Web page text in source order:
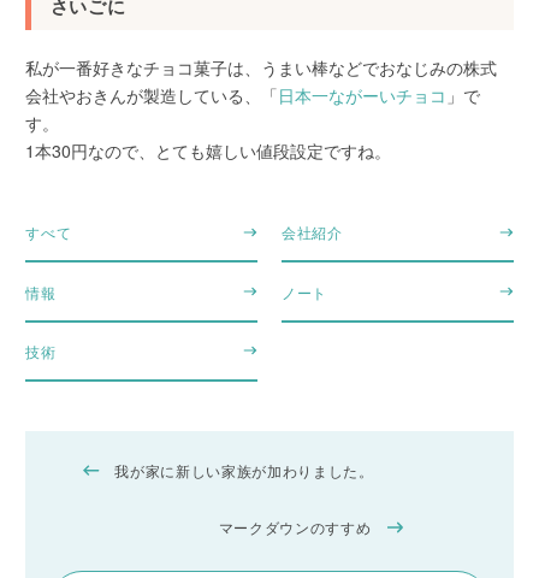
さいごに
私が一番好きなチョコ菓子は、うまい棒などでおなじみの株式
会社やおきんが製造している、「日本一ながーいチョコ 」で
す。
1本30円なので、とても嬉しい値段設定ですね。
すべて 会社紹介
情報 ノート
技術
我が家に新しい家族が加わりました。
マークダウンのすすめ